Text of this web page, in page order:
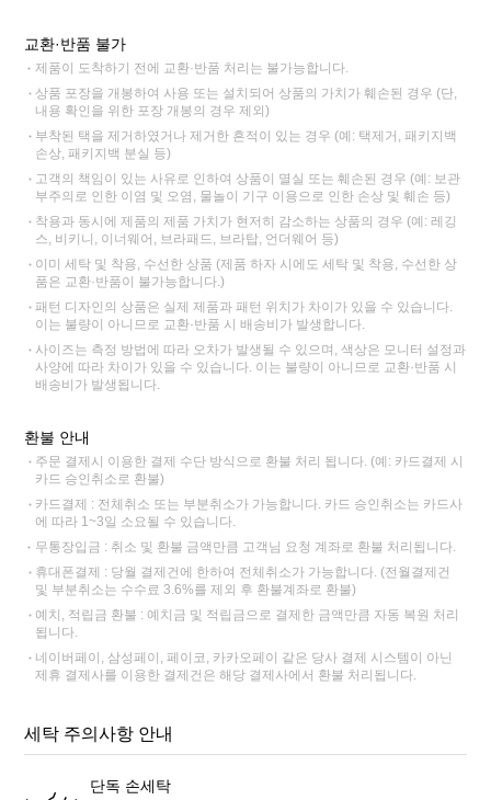
교환·반품 불가
제품이 도착하기 전에 교환·반품 처리는 불가능합니다.
상품 포장을 개봉하여 사용 또는 설치되어 상품의 가치가 훼손된 경우 (단,
내용 확인을 위한 포장 개봉의 경우 제외)
부착된 택을 제거하였거나 제거한 흔적이 있는 경우 (예: 택제거, 패키지백
손상, 패키지백 분실 등)
고객의 책임이 있는 사유로 인하여 상품이 멸실 또는 훼손된 경우 (예: 보관
부주의로 인한 이염 및 오염, 물놀이 기구 이용으로 인한 손상 및 훼손 등)
착용과 동시에 제품의 제품 가치가 현저히 감소하는 상품의 경우 (예: 레깅
스, 비키니, 이너웨어, 브라패드, 브라탑, 언더웨어 등)
이미 세탁 및 착용, 수선한 상품 (제품 하자 시에도 세탁 및 착용, 수선한 상
품은 교환·반품이 불가능합니다.)
패턴 디자인의 상품은 실제 제품과 패턴 위치가 차이가 있을 수 있습니다.
이는 불량이 아니므로 교환·반품 시 배송비가 발생합니다.
사이즈는 측정 방법에 따라 오차가 발생될 수 있으며, 색상은 모니터 설정과
사양에 따라 차이가 있을 수 있습니다. 이는 불량이 아니므로 교환·반품 시
배송비가 발생됩니다.
환불 안내
주문 결제시 이용한 결제 수단 방식으로 환불 처리 됩니다. (예: 카드결제 시
카드 승인취소로 환불)
카드결제 : 전체취소 또는 부분취소가 가능합니다. 카드 승인취소는 카드사
에 따라 1~3일 소요될 수 있습니다.
무통장입금 : 취소 및 환불 금액만큼 고객님 요청 계좌로 환불 처리됩니다.
휴대폰결제 : 당월 결제건에 한하여 전체취소가 가능합니다. (전월결제건
및 부분취소는 수수료 3.6%를 제외 후 환불계좌로 환불)
예치, 적립금 환불 : 예치금 및 적립금으로 결제한 금액만큼 자동 복원 처리
됩니다.
네이버페이, 삼성페이, 페이코, 카카오페이 같은 당사 결제 시스템이 아닌
제휴 결제사를 이용한 결제건은 해당 결제사에서 환불 처리됩니다.
세탁 주의사항 안내
단독 손세탁